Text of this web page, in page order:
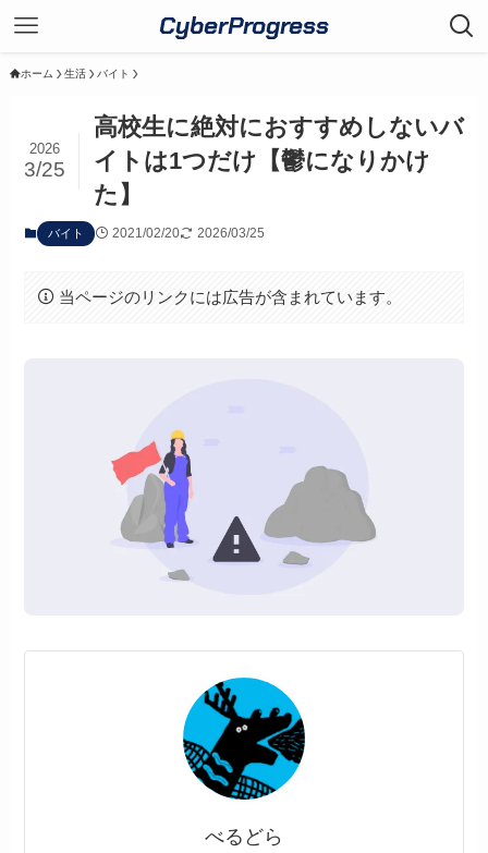
CyberProgress
ホーム 生活 バイト
高校生に絶対におすすめしないバ
イトは1つだけ【鬱になりかけ
た】
2026
3/25
バイト 2021/02/20 2026/03/25
当ページのリンクには広告が含まれています。
べるどら